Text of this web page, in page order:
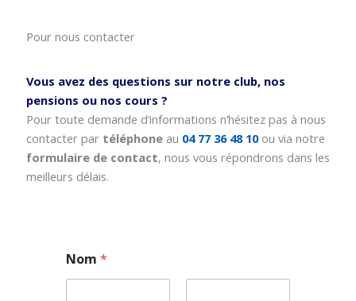
Pour nous contacter
Vous avez des questions sur notre club, nos
pensions ou nos cours ?
Pour toute demande d’informations n’hésitez pas à nous
contacter par téléphoneau 04 77 36 48 10 ou via notre
formulaire de contact, nous vous répondrons dans les
meilleurs délais.
Nom*